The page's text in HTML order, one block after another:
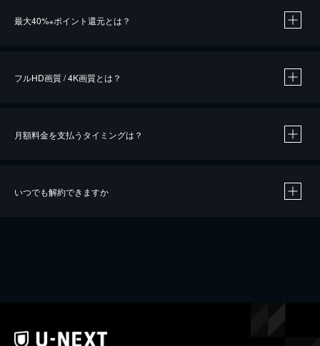
最大40%※ポイント還元とは？
※40％ポイント還元の対象は、クレジットカード決済による作品の購入 / レンタルです。
フルHD画質 / 4K画質とは？
月額料金を支払うタイミングは？
いつでも解約できますか